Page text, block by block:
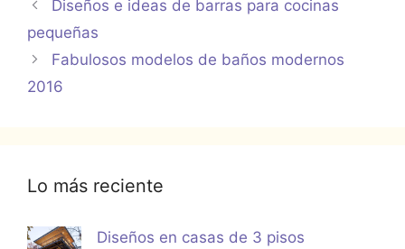
Diseños e ideas de barras para cocinas
pequeñas
Fabulosos modelos de baños modernos
2016
Lo más reciente
Diseños en casas de 3 pisos